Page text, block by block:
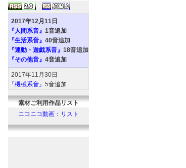
2017年12月11日
『人間系音』 1音追加
『生活系音』 40音追加
『運動・遊戯系音』 18音追加
『その他音』 4音追加
2017年11月30日
『機械系音』 5音追加
『人間系音』2音追加
『環境系音』6音追加
『動物系音』6音追加
素材ご利用作品リスト
ニコニコ動画：リスト